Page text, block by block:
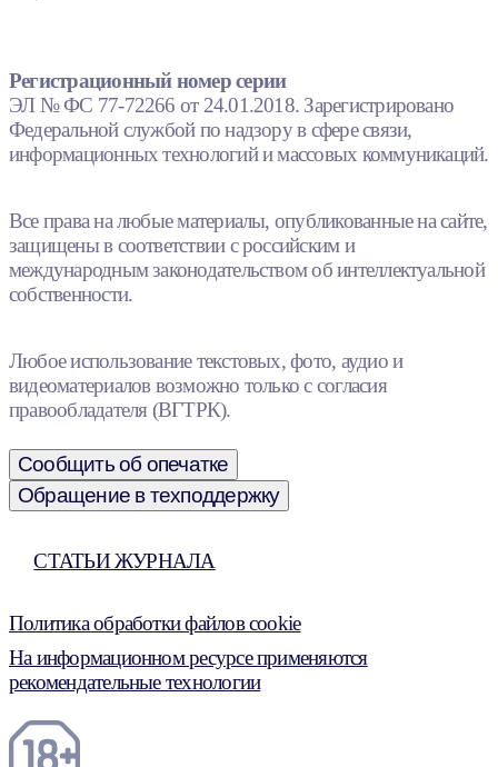
Регистрационный номер серии
ЭЛ № ФС 77-72266 от 24.01.2018. Зарегистрировано
Федеральной службой по надзору в сфере связи,
информационных технологий и массовых коммуникаций.
Все права на любые материалы, опубликованные на сайте,
защищены в соответствии с российским и
международным законодательством об интеллектуальной
собственности.
Любое использование текстовых, фото, аудио и
видеоматериалов возможно только с согласия
правообладателя (ВГТРК).
Сообщить об опечатке
Обращение в техподдержку
СТАТЬИ ЖУРНАЛА
Политика обработки файлов cookie
На информационном ресурсе применяются
рекомендательные технологии